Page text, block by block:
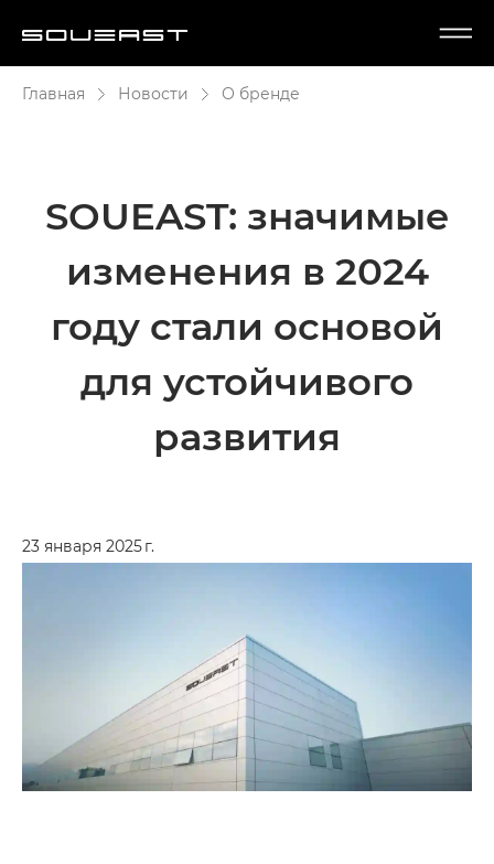
Главная Новости О бренде
SOUEAST: значимые
изменения в 2024
году стали основой
для устойчивого
развития
23 января 2025 г.